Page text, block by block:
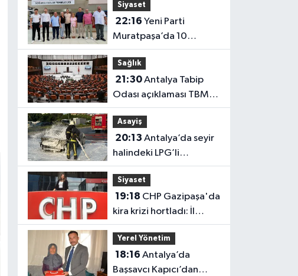
kurtarıldı
Siyaset
22:16
Muratpaşa’da 10
belediye meclis üyesiyle
güçlendi
Sağlık
21:30Antalya Tabip
Odası açıklaması TBMM
gündeminde
Asayiş
20:13
halindeki LPG’li
otomobil alev aldı: 4
yaralı
Siyaset
19:18
kira krizi hortladı: İl
Başkanlığı mahkemeye
gitti
Yerel Yönetim
18:16
Başsavcı Kapıcı’dan